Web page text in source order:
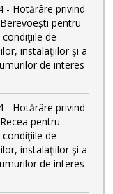
- Hotărâre privind
pentru
de
instalaţiilor şi a
de interes
- Hotărâre privind
pentru
de
instalaţiilor şi a
de interes